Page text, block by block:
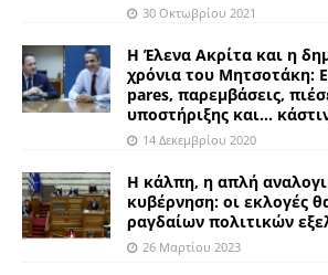
30 Οκτωβρίου 2021
Η Έλενα Ακρίτα και η
χρόνια του Μητσοτάκη:
pares, παρεμβάσεις,
υποστήριξης και…
14 Δεκεμβρίου 2020
Η κάλπη, η απλή
κυβέρνηση: οι εκλογές
ραγδαίων πολιτικών
26 Μαρτίου 2023